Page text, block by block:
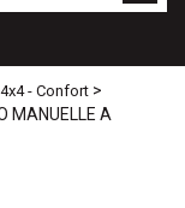
- Confort >
MANUELLE A